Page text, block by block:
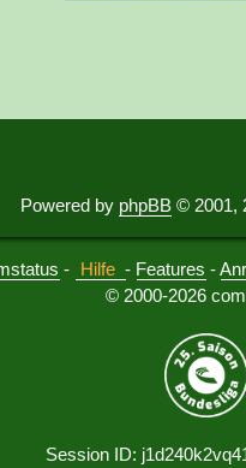
Powered by phpBB © 2001,
- Hilfe - Features -
© 2000-2026
Session ID: